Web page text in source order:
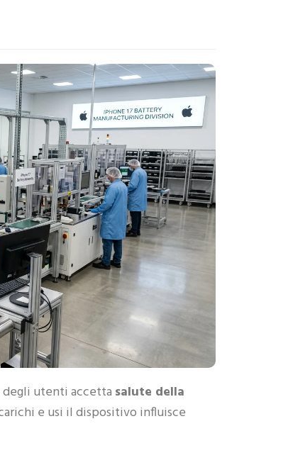
degli utenti accetta salute della
e usi il dispositivo influisce